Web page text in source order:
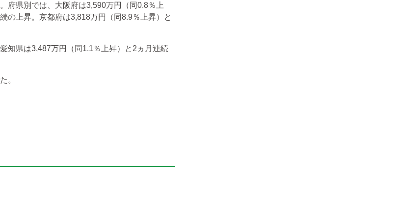
府県別では、大阪府は3,590万円（同0.8％上
の上昇。京都府は3,818万円（同8.9％上昇）と
知県は3,487万円（同1.1％上昇）と2ヵ月連続
。